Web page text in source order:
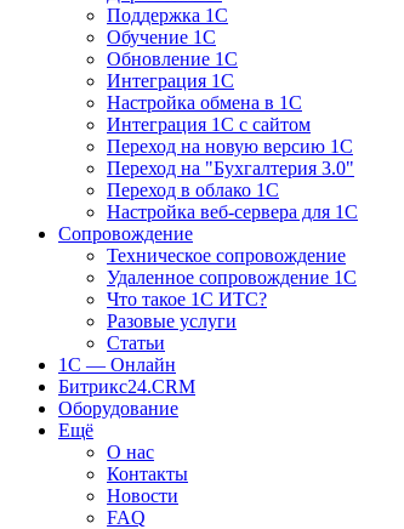
Поддержка 1С
Обучение 1С
Обновление 1С
Интеграция 1С
Настройка обмена в 1С
Интеграция 1С с сайтом
Переход на новую версию 1С
Переход на "Бухгалтерия 3.0"
Переход в облако 1С
Настройка веб-сервера для 1С
Сопровождение
Техническое сопровождение
Удаленное сопровождение 1С
Что такое 1С ИТС?
Разовые услуги
Статьи
1С — Онлайн
Битрикс24.CRM
Оборудование
Ещё
О нас
Контакты
Новости
FAQ